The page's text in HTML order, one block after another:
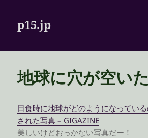
p15.jp
地球に穴が空いた
日食時に地球がどのようになってい
された写真 – GIGAZINE
美しいけどおっかない写真だー！